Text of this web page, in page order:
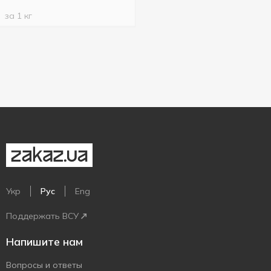
за 1 кг
Укр Рус Eng
Поддержать ВСУ
Напишите нам
Вопросы и ответы